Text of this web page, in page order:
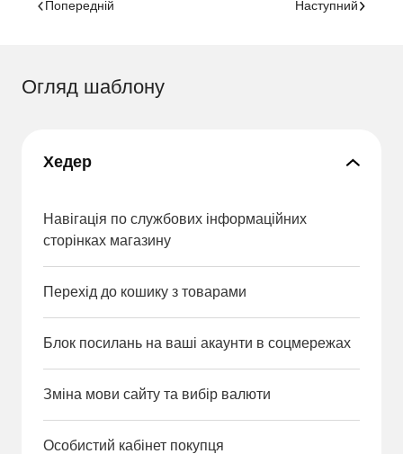
Попередній Наступний
Огляд шаблону
Хедер
Навігація по службових інформаційних
сторінках магазину
Перехід до кошику з товарами
Блок посилань на ваші акаунти в соцмережах
Зміна мови сайту та вибір валюти
Особистий кабінет покупця